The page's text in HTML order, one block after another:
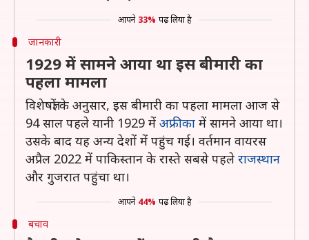
आपने 33% पढ़ लिया है
जानकारी
1929 में सामने आया था इस बीमारी का
पहला मामला
विशेषज्ञों के अनुसार, इस बीमारी का पहला मामला आज से
94 साल पहले यानी 1929 में अफ्रीका में सामने आया था।
उसके बाद यह अन्य देशों में पहुंच गई। वर्तमान वायरस
अप्रैल 2022 में पाकिस्तान के रास्ते सबसे पहले राजस्थान
और गुजरात पहुंचा था।
आपने 44% पढ़ लिया है
बचाव